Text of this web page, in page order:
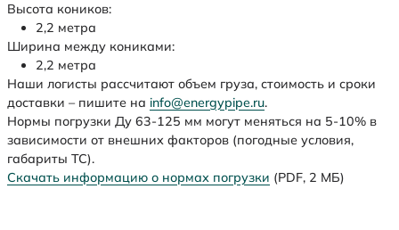
Высота коников:
2,2 метра
Ширина между кониками:
2,2 метра
Наши логисты рассчитают объем груза, стоимость и сроки
доставки – пишите на info@energypipe.ru.
Нормы погрузки Ду 63-125 мм могут меняться на 5-10% в
зависимости от внешних факторов (погодные условия,
габариты ТС).
Скачать информацию о нормах погрузки (PDF, 2 МБ)